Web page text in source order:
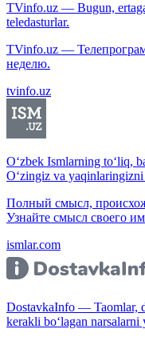
TVinfo.uz — Bugun,
teledasturlar.
TVinfo.uz —
неделю.
tvinfo.uz
O‘zbek Ismlarning to‘liq,
O‘zingiz va
Полный смысл,
Узнайте смысл своего
ismlar.com
DostavkaInfo — Taomlar,
kerakli bo‘lagan